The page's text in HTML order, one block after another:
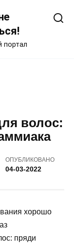
портал
волос:
ОПУБЛИКОВАНО
04-03-2022
хорошо
пряди